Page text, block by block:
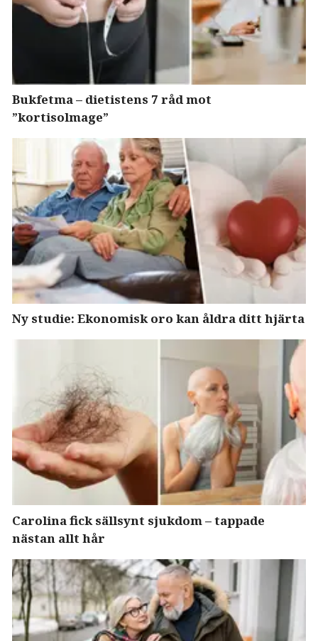
Bukfetma – dietistens 7 råd mot
”kortisolmage”
Ny studie: Ekonomisk oro kan åldra ditt hjärta
Carolina fick sällsynt sjukdom – tappade
nästan allt hår